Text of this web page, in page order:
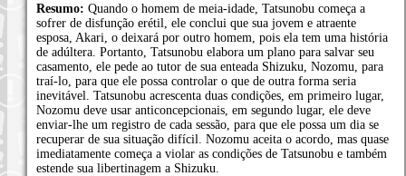
Resumo: Quando o homem de meia-idade, Tatsunobu começa a
sofrer de disfunção erétil, ele conclui que sua jovem e atraente
esposa, Akari, o deixará por outro homem, pois ela tem uma história
de adúltera. Portanto, Tatsunobu elabora um plano para salvar seu
casamento, ele pede ao tutor de sua enteada Shizuku, Nozomu, para
traí-lo, para que ele possa controlar o que de outra forma seria
inevitável. Tatsunobu acrescenta duas condições, em primeiro lugar,
Nozomu deve usar anticoncepcionais, em segundo lugar, ele deve
enviar-lhe um registro de cada sessão, para que ele possa um dia se
recuperar de sua situação difícil. Nozomu aceita o acordo, mas quase
imediatamente começa a violar as condições de Tatsunobu e também
estende sua libertinagem a Shizuku.